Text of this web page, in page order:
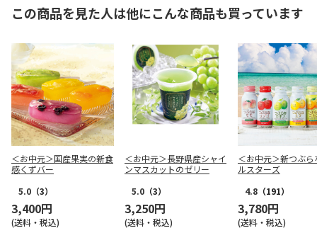
この商品を見た人は他にこんな商品も買っています
＜お中元＞国産果実の新食
感くずバー
5.0 （3）
3,400円
(送料・税込)
＜お中元＞長野県産シャイ
ンマスカットのゼリー
5.0 （3）
3,250円
(送料・税込)
＜お中元＞新つぶら
ルスターズ
4.8 （191）
3,780円
(送料・税込)